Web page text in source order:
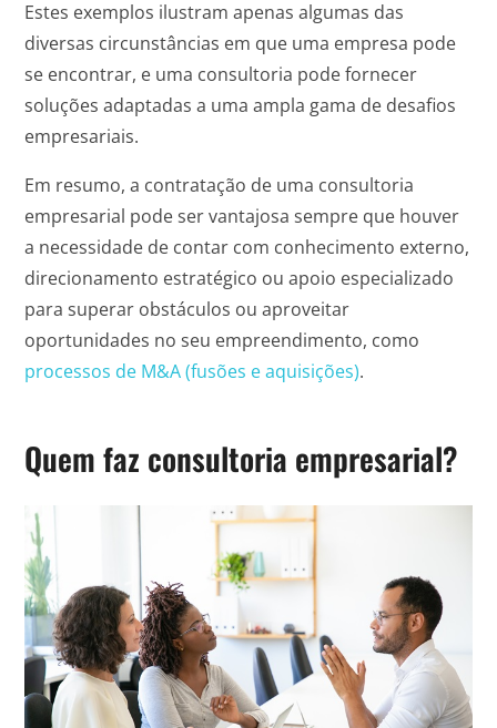
Estes exemplos ilustram apenas algumas das
diversas circunstâncias em que uma empresa pode
se encontrar, e uma consultoria pode fornecer
soluções adaptadas a uma ampla gama de desafios
empresariais.
Em resumo, a contratação de uma consultoria
empresarial pode ser vantajosa sempre que houver
a necessidade de contar com conhecimento externo,
direcionamento estratégico ou apoio especializado
para superar obstáculos ou aproveitar
oportunidades no seu empreendimento, como
processos de M&A (fusões e aquisições).
Quem faz consultoria empresarial?